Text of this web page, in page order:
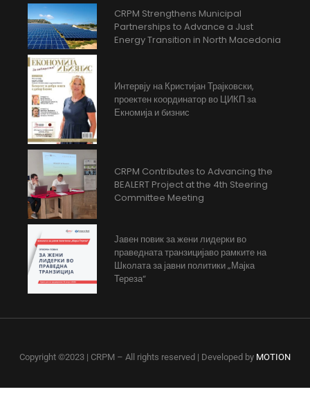
CRPM Strengthens Municipal
Partnerships to Advance a Just
Energy Transition in North Macedonia
Интервју на Кристијан Трајковски,
проектен координатор во ЦИКП за
Екномија и бизнис
CRPM Contributes to Advancing the
BEALERT Project at the 4th Steering
Committee Meeting
Јавен повик за жени лидерки во
праведната транзицијаво рамките на
Школата за јавни политики „Мајка
Тереза“
Copyright ©2023 | CRPM – All rights reserved | Developed by MOTION